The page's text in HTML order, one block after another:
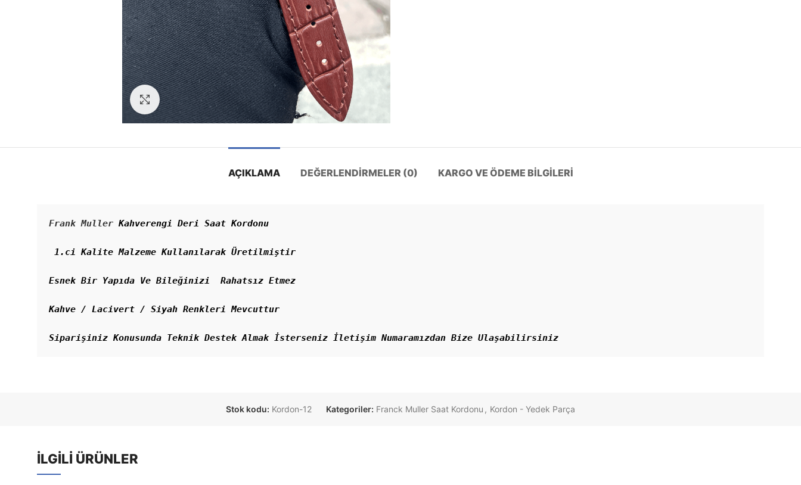
Görseli Büyütün
AÇIKLAMA DEĞERLENDIRMELER (0) KARGO VE ÖDEME BILGILERI
Frank Muller Kahverengi Deri Saat Kordonu
1.ci Kalite Malzeme Kullanılarak Üretilmiştir
Esnek Bir Yapıda Ve Bileğinizi  Rahatsız Etmez
Kahve / Lacivert / Siyah Renkleri Mevcuttur
Siparişiniz Konusunda Teknik Destek Almak İsterseniz İletişim Numaramızdan Bize Ulaşabilirsiniz
Stok kodu: Kordon-12 Kategoriler: Franck Muller Saat Kordonu , Kordon - Yedek Parça
İLGILI ÜRÜNLER